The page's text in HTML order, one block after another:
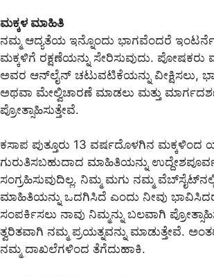
ಮಕ್ಕಳ ಮಾಹಿತಿ
ನಮ್ಮ ಆದ್ಯತೆಯ ಇನ್ನೊಂದು ಭಾಗವೆಂದರೆ
ಮಕ್ಕಳಿಗೆ ರಕ್ಷಣೆಯನ್ನು ಸೇರಿಸುವುದು. ಪೋಷಕರು
ಅವರ ಆನ್‌ಲೈನ್ ಚಟುವಟಿಕೆಯನ್ನು ವೀಕ್ಷಿಸಲು,
ಅಥವಾ ಮೇಲ್ವಿಚಾರಣೆ ಮಾಡಲು ಮತ್ತು
ಪ್ರೋತ್ಸಾಹಿಸುತ್ತೇವೆ.
ಕಸಾಪ ಪುತ್ತೂರು 13 ವರ್ಷದೊಳಗಿನ ಮಕ್ಕಳಿಂದ
ಗುರುತಿಸಬಹುದಾದ ಮಾಹಿತಿಯನ್ನು
ಸಂಗ್ರಹಿಸುವುದಿಲ್ಲ. ನಿಮ್ಮ ಮಗು ನಮ್ಮ
ಮಾಹಿತಿಯನ್ನು ಒದಗಿಸಿದೆ ಎಂದು ನೀವು ಭಾವಿಸಿದರೆ,
ಸಂಪರ್ಕಿಸಲು ನಾವು ನಿಮ್ಮನ್ನು ಬಲವಾಗಿ
ತ್ವರಿತವಾಗಿ ನಮ್ಮ ಪ್ರಯತ್ನವನ್ನು ಮಾಡುತ್ತೇವೆ.
ನಮ್ಮ ದಾಖಲೆಗಳಿಂದ ತೆಗೆದುಹಾಕಿ.